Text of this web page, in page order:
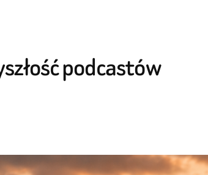
podcastów